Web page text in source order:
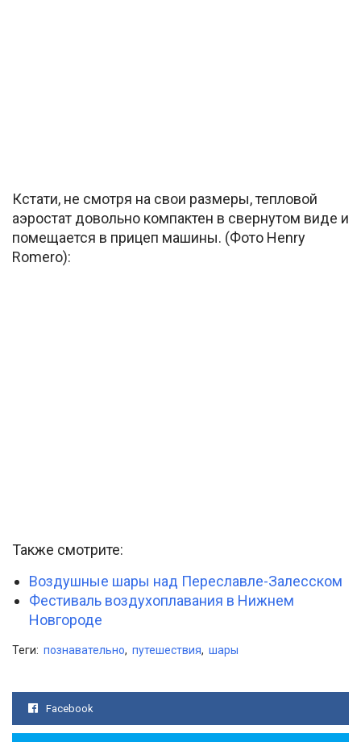
Кстати, не смотря на свои размеры, тепловой
аэростат довольно компактен в свернутом виде и
помещается в прицеп машины. (Фото Henry
Romero):
Также смотрите:
Воздушные шары над Переславле-Залесском
Фестиваль воздухоплавания в Нижнем
Новгороде
Теги: познавательно, путешествия, шары
Facebook